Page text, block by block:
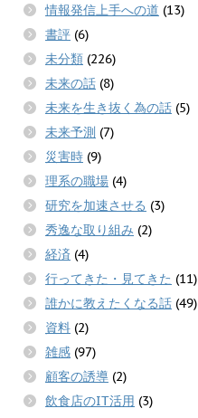
情報発信上手への道 (13)
書評 (6)
未分類 (226)
未来の話 (8)
未来を生き抜く為の話 (5)
未来予測 (7)
災害時 (9)
理系の職場 (4)
研究を加速させる (3)
秀逸な取り組み (2)
経済 (4)
行ってきた・見てきた (11)
誰かに教えたくなる話 (49)
資料 (2)
雑感 (97)
顧客の誘導 (2)
飲食店のIT活用 (3)